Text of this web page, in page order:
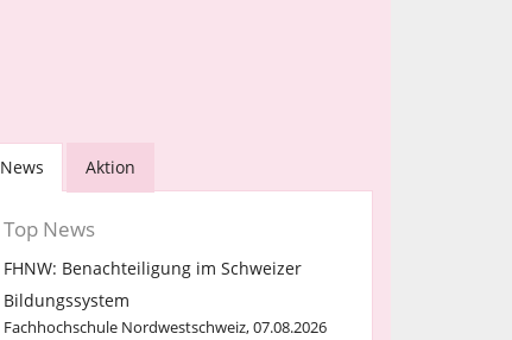
News Aktion
Top News
FHNW: Benachteiligung im Schweizer
Bildungssystem
Fachhochschule Nordwestschweiz, 07.08.2026